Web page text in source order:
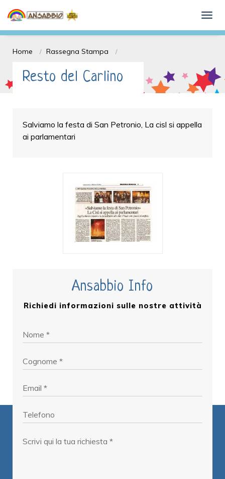
Dona il 5 x mille e Sostieni l'ANSABBIO
onlus
Home Rassegna Stampa
Resto del Carlino
Salviamo la festa di San Petronio, La cisl si appella
ai parlamentari
Ansabbio Info
Richiedi informazioni sulle nostre attività